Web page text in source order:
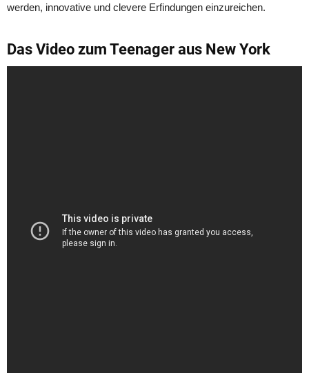
werden, innovative und clevere Erfindungen einzureichen.
Das Video zum Teenager aus New York